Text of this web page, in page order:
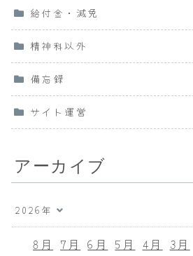
給付金・減免
精神科以外
備忘録
サイト運営
アーカイブ
2026年
8月 7月 6月 5月 4月 3月